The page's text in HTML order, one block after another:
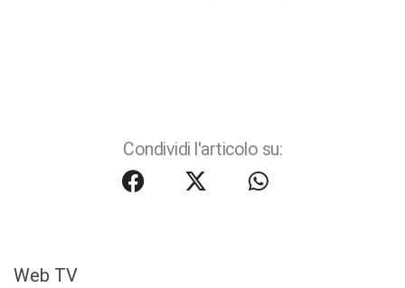
Condividi l'articolo su:
Web TV